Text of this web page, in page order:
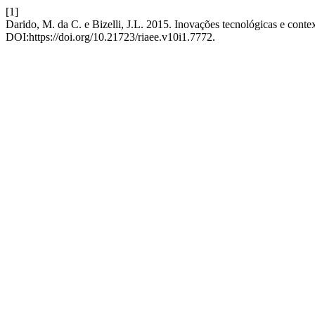
[1]
Darido, M. da C. e Bizelli, J.L. 2015. Inovações tecnológicas e
DOI:https://doi.org/10.21723/riaee.v10i1.7772.